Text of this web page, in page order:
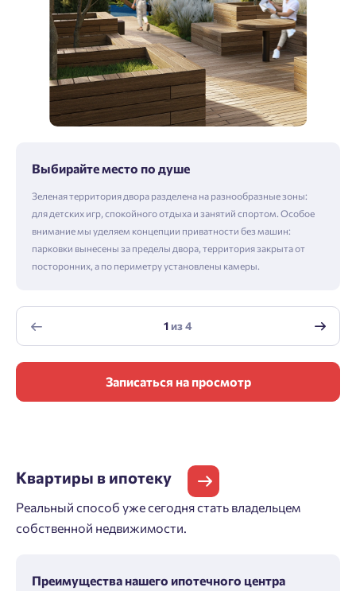
Выбирайте место по душе
Зеленая территория двора разделена на разнообразные зоны:
для детских игр, спокойного отдыха и занятий спортом. Особое
внимание мы уделяем концепции приватности без машин:
парковки вынесены за пределы двора, территория закрыта от
посторонних, а по периметру установлены камеры.
1из4
Записаться на просмотр
Квартиры в ипотеку
Реальный способ уже сегодня стать владельцем
собственной недвижимости.
Преимущества нашего ипотечного центра